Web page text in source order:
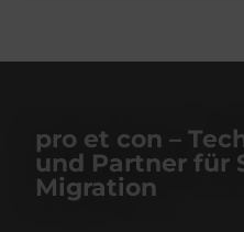
pro et con –
und Partner für
Migration